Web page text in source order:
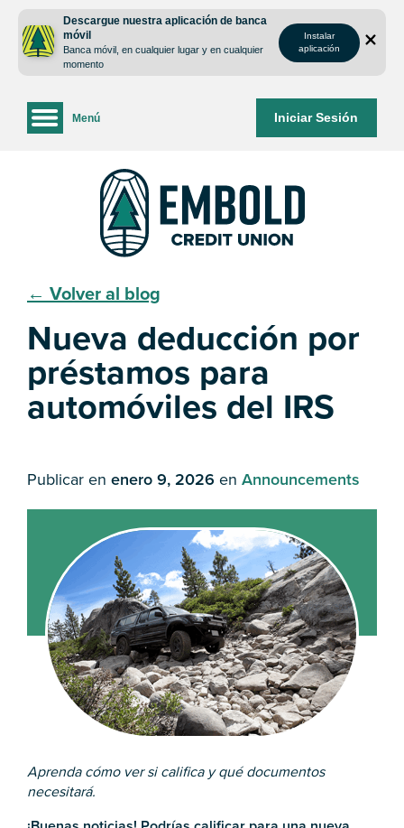
contenido
inicio
Descargue nuestra aplicación de banca
móvil
Banca móvil, en cualquier lugar y en cualquier
momento
Instalar
aplicación
Iniciar Sesión
Menú
← Volver al blog
Nueva deducción por
préstamos para
automóviles del IRS
Publicar en enero 9, 2026 en Announcements
Aprenda cómo ver si califica y qué documentos
necesitará.